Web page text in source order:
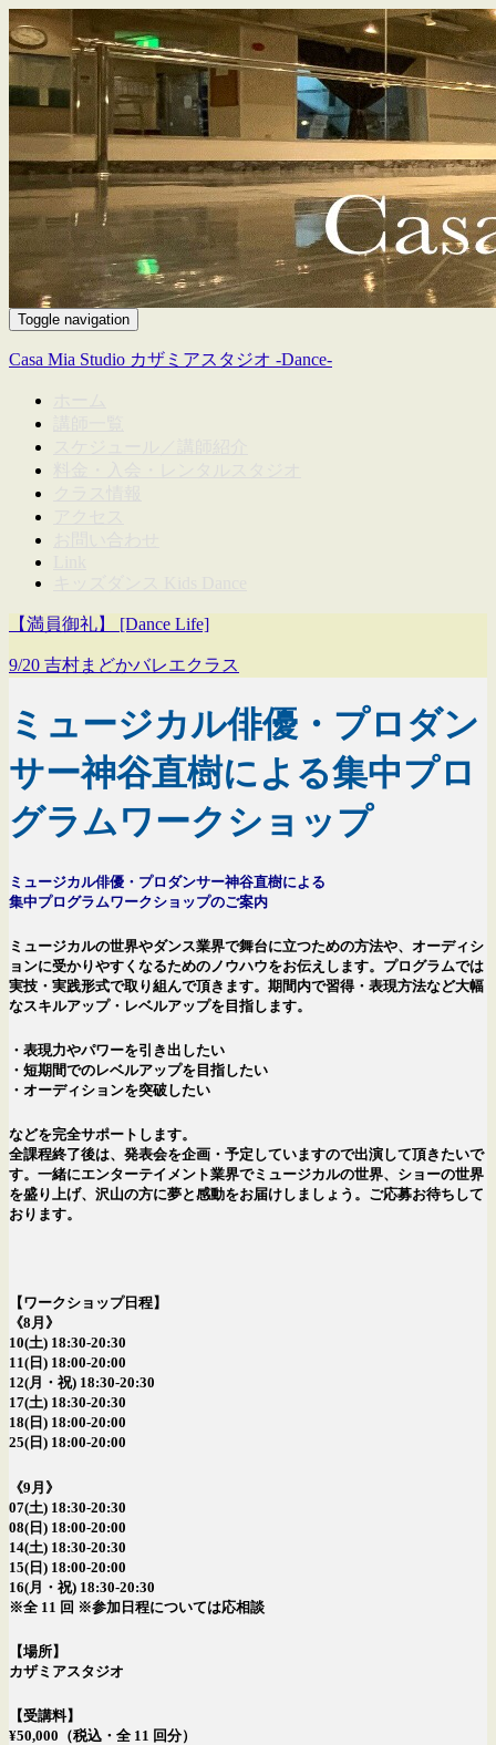
Toggle navigation
Casa Mia Studio カザミアスタジオ -Dance-
【満員御礼】 [Dance Life]
9/20 吉村まどかバレエクラス
ミュージカル俳優・プロダン
サー神谷直樹による集中プロ
グラムワークショップ
ミュージカル俳優・プロダンサー神谷直樹による
集中プログラムワークショップのご案内
ミュージカルの世界やダンス業界で舞台に立つための方法や、オーディシ
ョンに受かりやすくなるためのノウハウをお伝えします。プログラムでは
実技・実践形式で取り組んで頂きます。期間内で習得・表現方法など大幅
なスキルアップ・レベルアップを目指します。
・表現力やパワーを引き出したい
・短期間でのレベルアップを目指したい
・オーディションを突破したい
などを完全サポートします。
全課程終了後は、発表会を企画・予定していますので出演して頂きたいで
す。一緒にエンターテイメント業界でミュージカルの世界、ショーの世界
を盛り上げ、沢山の方に夢と感動をお届けしましょう。ご応募お待ちして
おります。
【ワークショップ日程】
《8月》
10(土) 18:30-20:30
11(日) 18:00-20:00
12(月・祝) 18:30-20:30
17(土) 18:30-20:30
18(日) 18:00-20:00
25(日) 18:00-20:00
《9月》
07(土) 18:30-20:30
08(日) 18:00-20:00
14(土) 18:30-20:30
15(日) 18:00-20:00
16(月・祝) 18:30-20:30
※全 11 回 ※参加日程については応相談
【場所】
カザミアスタジオ
【受講料】
¥50,000（税込・全 11 回分）